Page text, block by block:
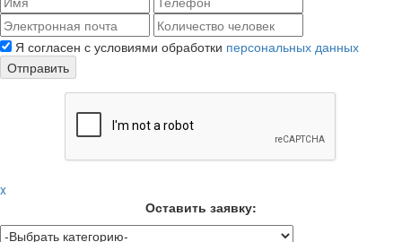
Я согласен с условиями обработки персональных данных
Отправить
x
Оставить заявку: